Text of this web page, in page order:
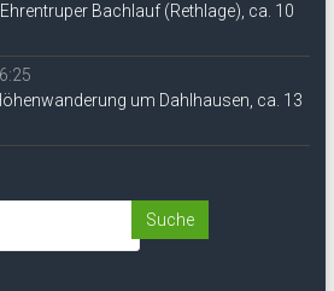
Bachlauf (Rethlage), ca. 10
um Dahlhausen, ca. 13